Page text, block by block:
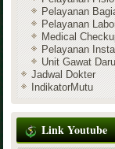
Pelayanan
Pelayanan
Medical
Pelayanan
Unit Gawat
Jadwal Dokter
IndikatorMutu
Link Youtube